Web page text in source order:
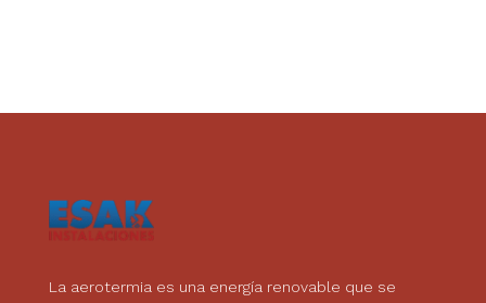
La aerotermia es una energía renovable que se